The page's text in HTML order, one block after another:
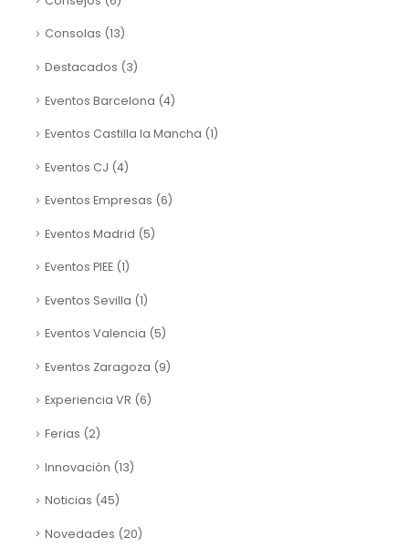
Consolas (13)
Destacados (3)
Eventos Barcelona (4)
Eventos Castilla la Mancha (1)
Eventos CJ (4)
Eventos Empresas (6)
Eventos Madrid (5)
Eventos PIEE(1)
Eventos Sevilla (1)
Eventos Valencia (5)
Eventos Zaragoza (9)
Experiencia VR (6)
Ferias (2)
Innovación (13)
Noticias (45)
Novedades (20)